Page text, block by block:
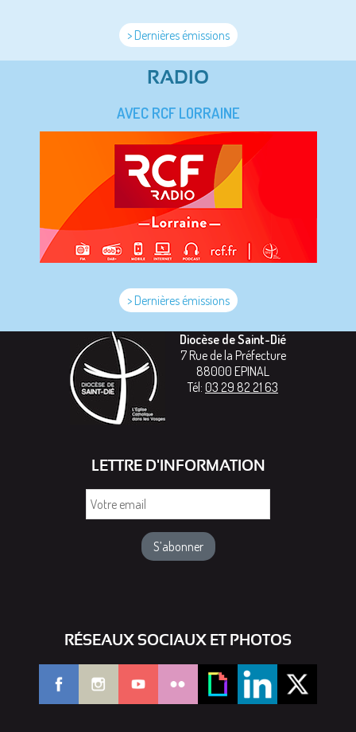
> Dernières émissions
RADIO
AVEC RCF LORRAINE
> Dernières émissions
Diocèse de Saint-Dié
7 Rue de la Préfecture
88000 EPINAL
Tél: 03 29 82 21 63
LETTRE D'INFORMATION
RÉSEAUX SOCIAUX ET PHOTOS